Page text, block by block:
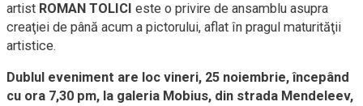
artist ROMAN TOLICI este o privire de ansamblu asupra
creaţiei de până acum a pictorului, aflat în pragul maturităţii
artistice.
Dublul eveniment are loc vineri, 25 noiembrie, începând
cu ora 7,30 pm, la galeria Mobius, din strada Mendeleev,